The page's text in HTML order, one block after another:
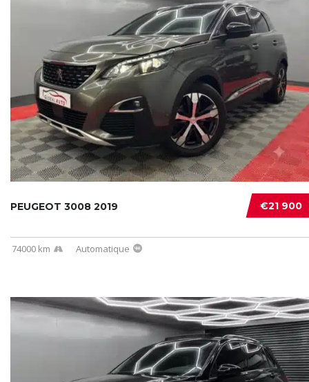
€21 900
PEUGEOT 3008 2019
74000 km Automatique